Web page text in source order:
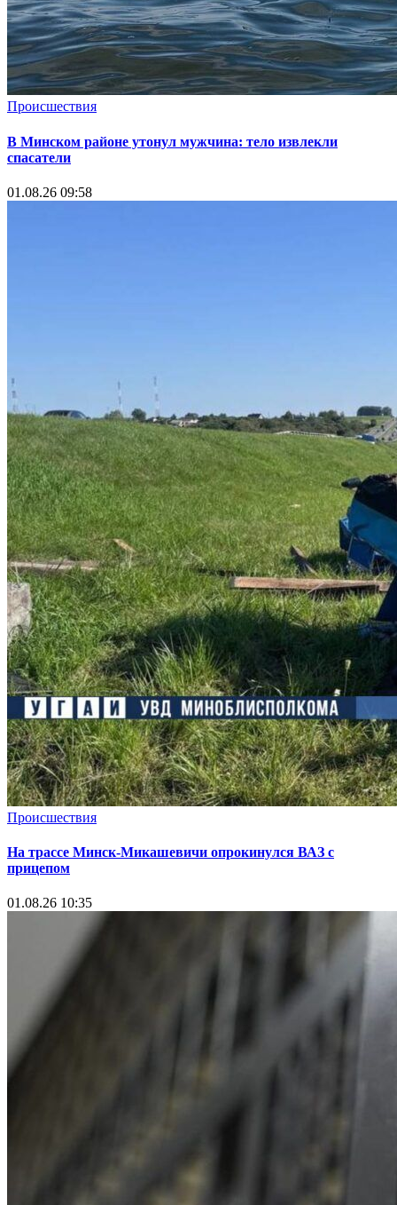
Происшествия
В Минском районе утонул мужчина: тело извлекли
спасатели
01.08.26 09:58
Происшествия
На трассе Минск-Микашевичи опрокинулся ВАЗ с
прицепом
01.08.26 10:35